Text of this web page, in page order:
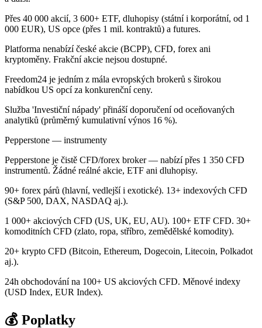
Přes 40 000 akcií, 3 600+ ETF, dluhopisy (státní i korporátní, od 1
000 EUR), US opce (přes 1 mil. kontraktů) a futures.
Platforma nenabízí české akcie (BCPP), CFD, forex ani
kryptoměny. Frakční akcie nejsou dostupné.
Freedom24 je jedním z mála evropských brokerů s širokou
nabídkou US opcí za konkurenční ceny.
Služba 'Investiční nápady' přináší doporučení od oceňovaných
analytiků (průměrný kumulativní výnos 16 %).
Pepperstone — instrumenty
Pepperstone je čistě CFD/forex broker — nabízí přes 1 350 CFD
instrumentů. Žádné reálné akcie, ETF ani dluhopisy.
90+ forex párů (hlavní, vedlejší i exotické). 13+ indexových CFD
(S&P 500, DAX, NASDAQ aj.).
1 000+ akciových CFD (US, UK, EU, AU). 100+ ETF CFD. 30+
komoditních CFD (zlato, ropa, stříbro, zemědělské komodity).
20+ krypto CFD (Bitcoin, Ethereum, Dogecoin, Litecoin, Polkadot
aj.).
24h obchodování na 100+ US akciových CFD. Měnové indexy
(USD Index, EUR Index).
💰 Poplatky